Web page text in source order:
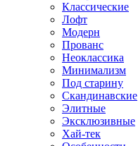
Классические
Лофт
Модерн
Прованс
Неоклассика
Минимализм
Под старину
Скандинавские
Элитные
Эксклюзивные
Хай-тек